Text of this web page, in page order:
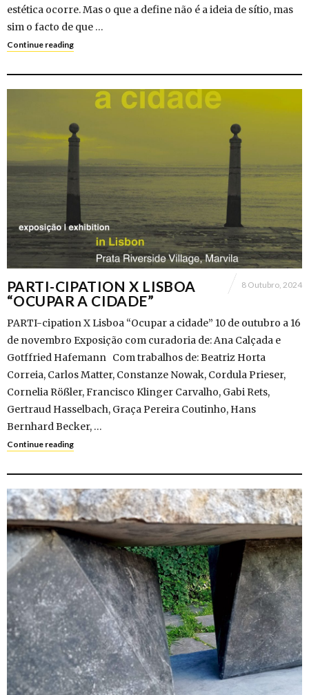
estética ocorre. Mas o que a define não é a ideia de sítio, mas
sim o facto de que …
Continue reading
PARTI-CIPATION X LISBOA
“OCUPAR A CIDADE”
8 Outubro, 2024
PARTI-cipation X Lisboa “Ocupar a cidade” 10 de outubro a 16
de novembro Exposição com curadoria de: Ana Calçada e
Gotffried Hafemann Com trabalhos de: Beatriz Horta
Correia, Carlos Matter, Constanze Nowak, Cordula Prieser,
Cornelia Rößler, Francisco Klinger Carvalho, Gabi Rets,
Gertraud Hasselbach, Graça Pereira Coutinho, Hans
Bernhard Becker, …
Continue reading